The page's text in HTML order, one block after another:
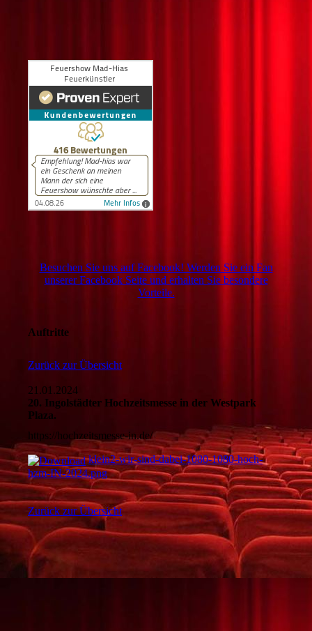
Besuchen Sie uns auf Facebook! Werden Sie ein Fan
unserer Facebook Seite und erhalten Sie besondere
Vorteile.
Auftritte
Zurück zur Übersicht
21.01.2024
20. Ingolstädter Hochzeitsmesse in der Westpark
Plaza.
https://hochzeitsmesse-in.de/
klein2-wir-sind-dabei-1080-1080-hoch-
hzm-IN-2024.png
Zurück zur Übersicht